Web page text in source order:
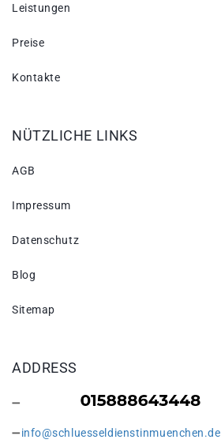
Leistungen
Preise
Kontakte
NÜTZLICHE LINKS
AGB
Impressum
Datenschutz
Blog
Sitemap
ADDRESS
info@schluesseldienstinmuenchen.de